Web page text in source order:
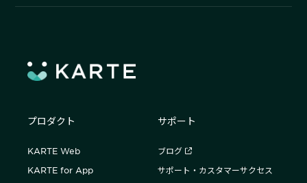
プロダクト
KARTE Web
KARTE for App
サポート
ブログ
サポート・カスタマーサクセス